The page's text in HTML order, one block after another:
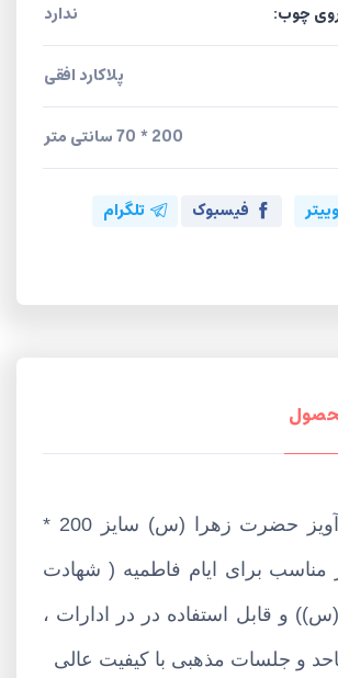
چوب: ندارد
پلاکارد افقی
200 * 70 سانتی متر
فیسبوک
تلگرام
پرچم مخمل آویز حضرت زهرا (س) سایز 200 *
مناسب برای ایام فاطمیه ( شهادت
و قابل استفاده در در ادارات ،
و جلسات مذهبی با کیفیت عالی